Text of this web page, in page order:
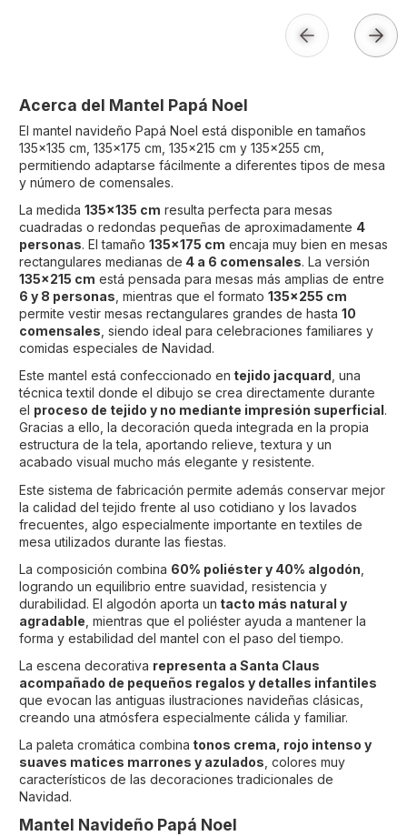
Acerca del Mantel Papá Noel
El mantel navideño Papá Noel está disponible en tamaños
135x135 cm, 135x175 cm, 135x215 cm y 135x255 cm,
permitiendo adaptarse fácilmente a diferentes tipos de mesa
y número de comensales.
La medida 135x135 cm resulta perfecta para mesas
cuadradas o redondas pequeñas de aproximadamente 4
personas. El tamaño 135x175 cm encaja muy bien en mesas
rectangulares medianas de 4 a 6 comensales. La versión
135x215 cm está pensada para mesas más amplias de entre
6 y 8 personas , mientras que el formato 135x255 cm
permite vestir mesas rectangulares grandes de hasta 10
comensales , siendo ideal para celebraciones familiares y
comidas especiales de Navidad.
Este mantel está confeccionado en tejido jacquard , una
técnica textil donde el dibujo se crea directamente durante
el proceso de tejido y no mediante impresión superficial.
Gracias a ello, la decoración queda integrada en la propia
estructura de la tela, aportando relieve, textura y un
acabado visual mucho más elegante y resistente.
Este sistema de fabricación permite además conservar mejor
la calidad del tejido frente al uso cotidiano y los lavados
frecuentes, algo especialmente importante en textiles de
mesa utilizados durante las fiestas.
La composición combina 60% poliéster y 40% algodón
logrando un equilibrio entre suavidad, resistencia y
durabilidad. El algodón aporta un tacto más natural y
agradable , mientras que el poliéster ayuda a mantener la
forma y estabilidad del mantel con el paso del tiempo.
La escena decorativa representa a Santa Claus
acompañado de pequeños regalos y detalles infantiles
que evocan las antiguas ilustraciones navideñas clásicas,
creando una atmósfera especialmente cálida y familiar.
La paleta cromática combina tonos crema, rojo intenso y
suaves matices marrones y azulados , colores muy
característicos de las decoraciones tradicionales de
Navidad.
Mantel Navideño Papá Noel